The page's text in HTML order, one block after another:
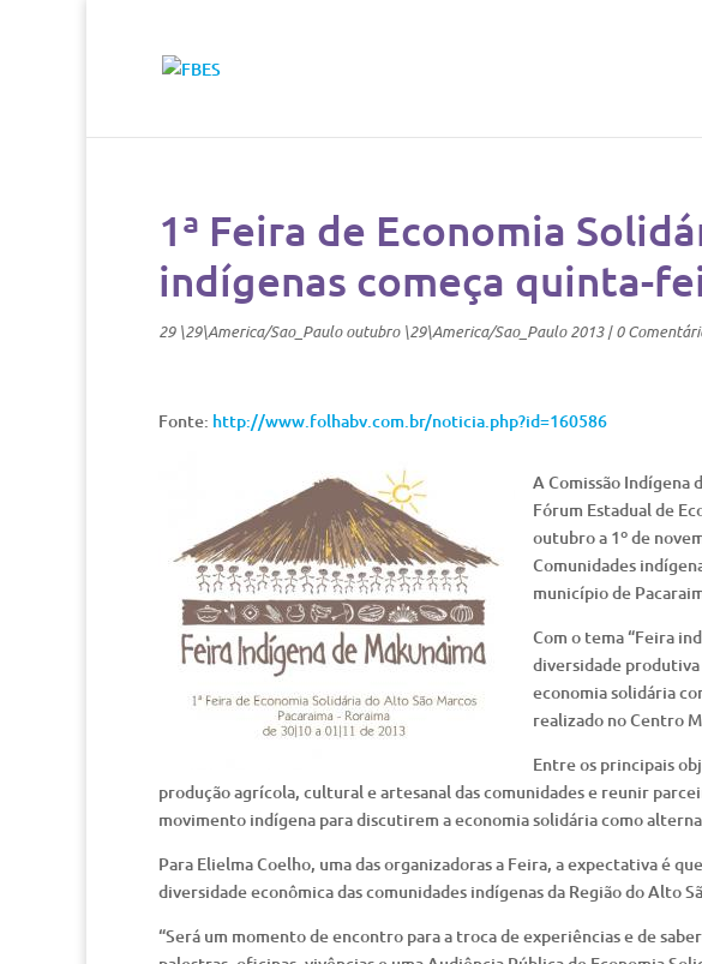
1ª Feira de Economia
indígenas começa quinta-
29 \29\America/Sao_Paulo outubro \29\America/Sao_Paulo 2013|0
Fonte: http://www.folhabv.com.br/noticia.php?id=160586
A Comissão Indígena
Fórum Estadual de
outubro a 1º de
Comunidades
município de
Com o tema “Feira
diversidade produtiva
economia solidária
realizado no Centro
Entre os principais
produção agrícola, cultural e artesanal das comunidades e reunir
movimento indígena para discutirem a economia solidária como
Para Elielma Coelho, uma das organizadoras a Feira, a expectativa é
diversidade econômica das comunidades indígenas da Região do Alto
“Será um momento de encontro para a troca de experiências e de